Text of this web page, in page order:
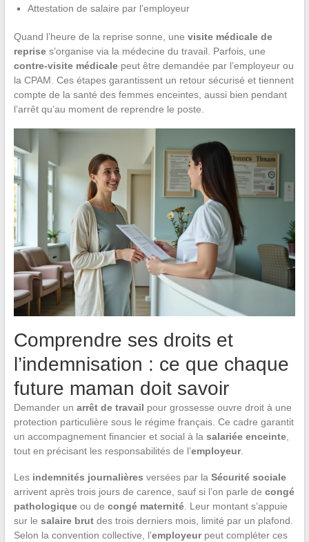
Attestation de salaire par l’employeur
Quand l’heure de la reprise sonne, une visite médicale de
reprises’organise via la médecine du travail. Parfois, une
contre-visite médicalepeut être demandée par l’employeur ou
la CPAM. Ces étapes garantissent un retour sécurisé et tiennent
compte de la santé des femmes enceintes, aussi bien pendant
l’arrêt qu’au moment de reprendre le poste.
Comprendre ses droits et
l’indemnisation : ce que chaque
future maman doit savoir
Demander un arrêt de travail pour grossesse ouvre droit à une
protection particulière sous le régime français. Ce cadre garantit
un accompagnement financier et social à la salariée enceinte,
tout en précisant les responsabilités de l’employeur.
Les indemnités journalières versées par la Sécurité sociale
arrivent après trois jours de carence, sauf si l’on parle de congé
pathologiqueou de congé maternité. Leur montant s’appuie
sur le salaire brutdes trois derniers mois, limité par un plafond.
Selon la convention collective, l’employeurpeut compléter ces